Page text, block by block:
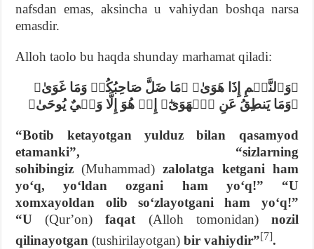
nafsdan emas, aksincha u vahiydan boshqa narsa
emasdir.
Alloh taolo bu haqda shunday marhamat qiladi:
﴿وَٱلنَّجۡمِ إِذَا هَوَىٰ﴾ ﴿مَا ضَلَّ صَاحِبُكُمۡ وَمَا غَوَىٰ﴾
﴿وَمَا يَنطِقُ عَنِ ٱلۡهَوَىٰٓ﴾ إِنۡ هُوَ إِلَّا وَحۡيٌ يُوحَىٰ﴾
“Botib ketayotgan yulduz bilan qasamyod
etamanki”, “sizlarning
sohibingiz(Muhammad) zalolatga ketgani ham
yoʻq, yoʻldan ozgani ham yoʻq!” “U
xomxayoldan olib soʻzlayotgani ham yoʻq!”
“U(Qurʼon) faqat (Alloh tomonidan)nozil
qilinayotgan(tushirilayotgan) bir vahiydir”[7].